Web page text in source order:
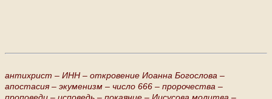
антихрист – ИНН – откровение Иоанна Богослова –
апостасия – экуменизм – число 666 – пророчества –